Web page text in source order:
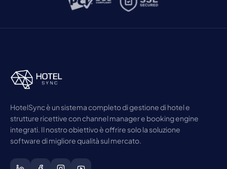
HotelSync è un sistema completo di gestione di hotel e
strutture ricettive con channel manager e booking engine
integrati. Il nostro obiettivo è offrire solo la soluzione
software di migliore qualità sul mercato.